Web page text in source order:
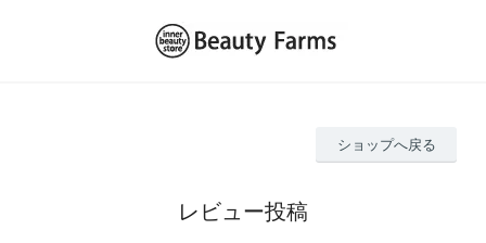
ショップへ戻る
レビュー投稿